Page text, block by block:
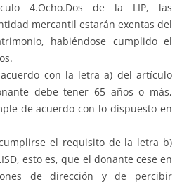
4.Ocho.Dos de la LIP, las
mercantil estarán exentas del
habiéndose cumplido el
con la letra a) del artículo
debe tener 65 años o más,
de acuerdo con lo dispuesto en
el requisito de la letra b)
esto es, que el donante cese en
de dirección y de percibir